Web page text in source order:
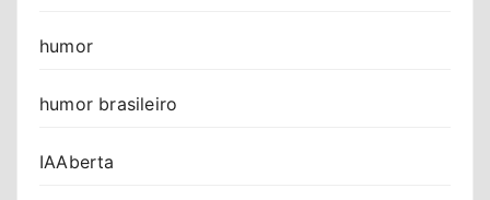
humor
humor brasileiro
IAAberta